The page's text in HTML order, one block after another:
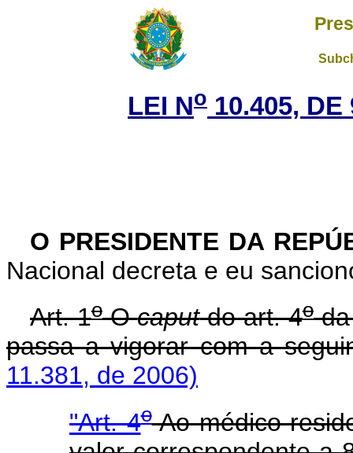
LEI No 10.405,
O PRESIDENTE DA
Nacional decreta e eu
Art. 1oOcaputdo art. 4oda
passa a vigorar com a
11.381, de 2006)
"Art. 4oAo médico